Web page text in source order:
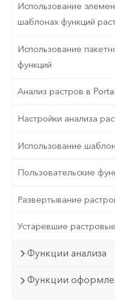
Использование
шаблонах функций
Использование
функций
Анализ растров в
Настройки анализа
Использование
Пользовательские
Развертывание
Устаревшие
Функции анализа
Функции